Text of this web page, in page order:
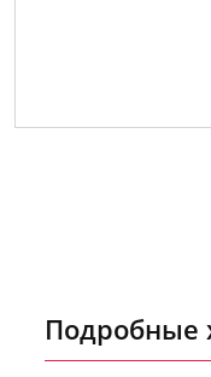
Подробные